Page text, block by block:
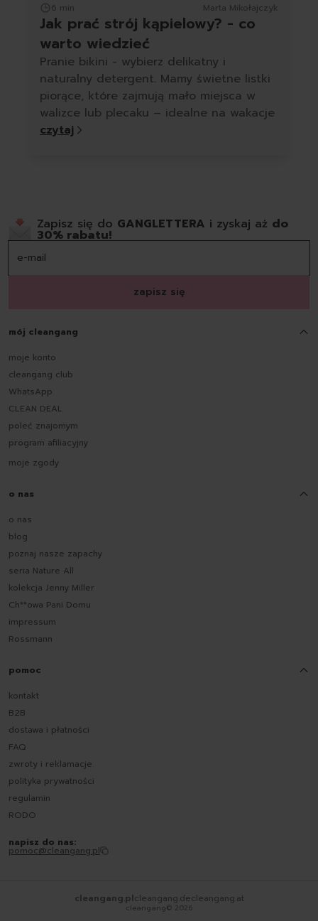
6 min Marta Mikołajczyk
Jak prać strój kąpielowy? - co
warto wiedzieć
Pranie bikini - wybierz delikatny i
naturalny detergent. Mamy świetne listki
piorące, które zajmują mało miejsca w
walizce lub plecaku – idealne na wakacje
czytaj
Zapisz się do GANGLETTERA i zyskaj aż do
30% rabatu!
zapisz się
mój cleangang
moje konto
cleangang club
WhatsApp
CLEAN DEAL
poleć znajomym
program afiliacyjny
moje zgody
o nas
o nas
blog
poznaj nasze zapachy
seria Nature All
kolekcja Jenny Miller
Ch**owa Pani Domu
impressum
Rossmann
pomoc
kontakt
B2B
dostawa i płatności
FAQ
zwroty i reklamacje
polityka prywatności
regulamin
RODO
napisz do nas:
pomoc@cleangang.pl
cleangang.plcleangang.decleangang.at
cleangang© 2026